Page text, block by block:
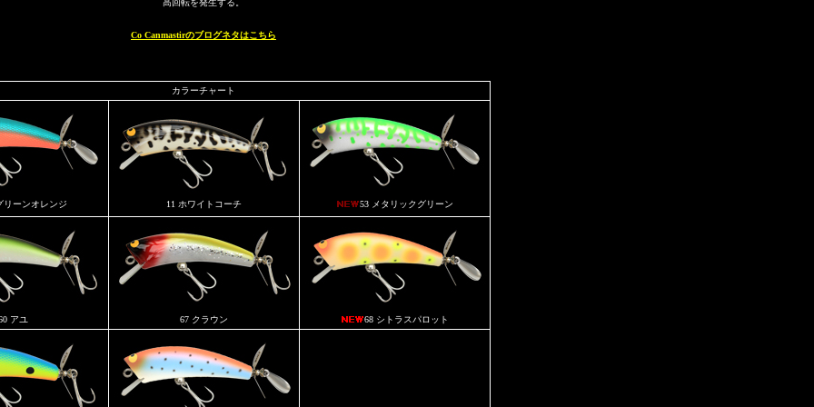
高回転を発生する。
Co Canmastirのブログネタはこちら
カラーチャート
リーンオレンジ 11 ホワイトコーチ 53 メタリックグリーン
アユ 67 クラウン 68 シトラスパロット